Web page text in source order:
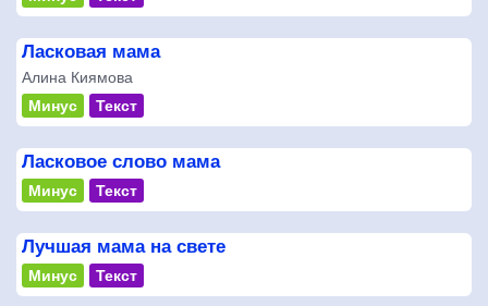
Ласковая мама
Алина Киямова
Минус
Текст
Ласковое слово мама
Минус Текст
Лучшая мама на свете
Минус Текст